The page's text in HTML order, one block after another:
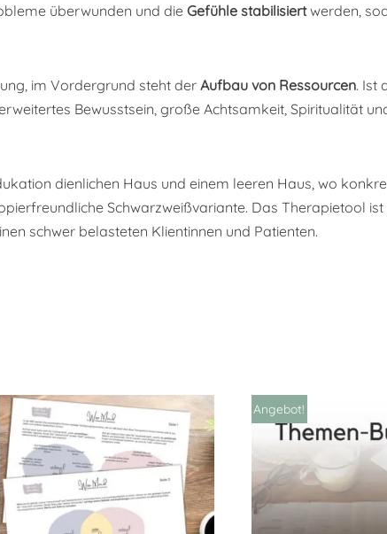
überwunden und die Gefühle stabilisiertwerden,
im Vordergrund steht der Aufbau von Ressourcen. Ist
erweitertes Bewusstsein, große Achtsamkeit, Spiritualität
dienlichen Haus und einem leeren Haus, wo
Schwarzweißvariante. Das Therapietool
schwer belasteten Klientinnen und Patienten.
Angebot!